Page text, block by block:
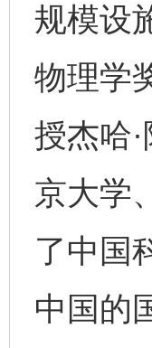
规模设
物理学
授杰哈
京大学
了中国
中国的